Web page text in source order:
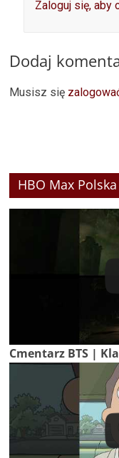
Zaloguj się, aby
Dodaj
Musisz się
HBO Max
Cmentarz BTS |